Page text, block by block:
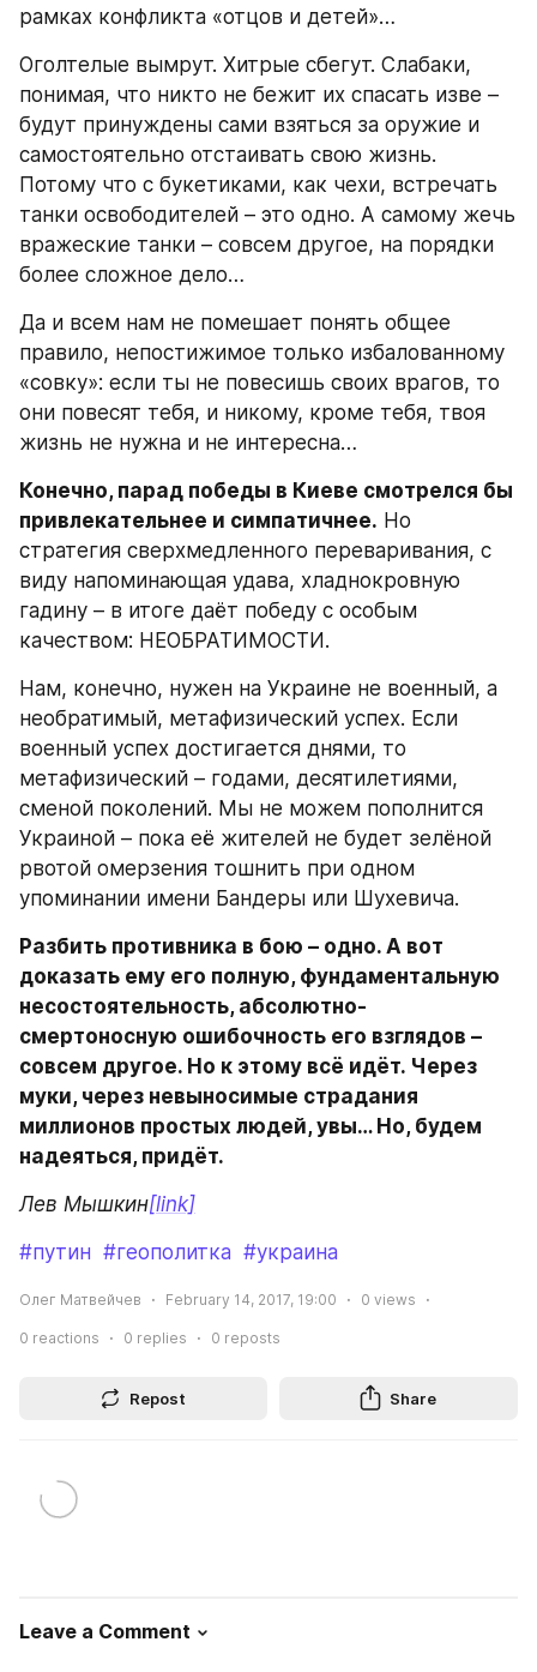
рамках конфликта «отцов и детей»…
Оголтелые вымрут. Хитрые сбегут. Слабаки,
понимая, что никто не бежит их спасать изве –
будут принуждены сами взяться за оружие и
самостоятельно отстаивать свою жизнь.
Потому что с букетиками, как чехи, встречать
танки освободителей – это одно. А самому жечь
вражеские танки – совсем другое, на порядки
более сложное дело…
Да и всем нам не помешает понять общее
правило, непостижимое только избалованному
«совку»: если ты не повесишь своих врагов, то
они повесят тебя, и никому, кроме тебя, твоя
жизнь не нужна и не интересна…
Конечно, парад победы в Киеве смотрелся бы
привлекательнее и симпатичнее. Но
стратегия сверхмедленного переваривания, с
виду напоминающая удава, хладнокровную
гадину – в итоге даёт победу с особым
качеством: НЕОБРАТИМОСТИ.
Нам, конечно, нужен на Украине не военный, а
необратимый, метафизический успех. Если
военный успех достигается днями, то
метафизический – годами, десятилетиями,
сменой поколений. Мы не можем пополнится
Украиной – пока её жителей не будет зелёной
рвотой омерзения тошнить при одном
упоминании имени Бандеры или Шухевича.
Разбить противника в бою – одно. А вот
доказать ему его полную, фундаментальную
несостоятельность, абсолютно-
смертоносную ошибочность его взглядов –
совсем другое. Но к этому всё идёт. Через
муки, через невыносимые страдания
миллионов простых людей, увы… Но, будем
надеяться, придёт.
Лев Мышкин[link]
#путин #геополитка #украина
Олег Матвейчев February 14, 2017, 19:00 0 views
0 reactions 0 replies 0 reposts
Repost Share
Leave a Comment